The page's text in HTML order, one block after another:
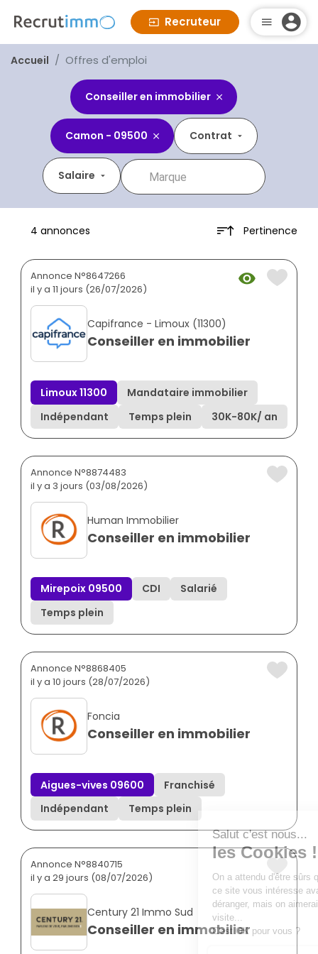
Recruteur
Accueil Offres d'emploi
Conseiller en immobilier
Camon - 09500 Contrat
Salaire
4 annonces Pertinence
Annonce N°8647266
il y a 11 jours (26/07/2026)
Capifrance - Limoux (11300)
Conseiller en immobilier
Limoux 11300
Mandataire immobilier
Indépendant
Temps plein 30K-80K/ an
Annonce N°8874483
il y a 3 jours (03/08/2026)
Human Immobilier
Conseiller en immobilier
Mirepoix 09500 CDI
Salarié
Temps plein
Annonce N°8868405
il y a 10 jours (28/07/2026)
Foncia
Conseiller en immobilier
Aigues-vives 09600
Franchisé
Indépendant
Temps plein
Annonce N°8840715
il y a 29 jours (08/07/2026)
Century 21 Immo Sud
Conseiller en immobilier